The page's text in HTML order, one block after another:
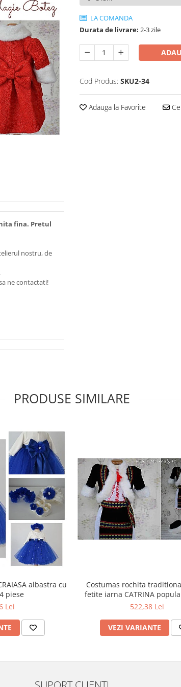
LA COMANDA
Durata de livrare: 2-3 zile
Cod Produs: SKU2-34
Adauga la Favorite
fina. Pretul
nostru, de
ne contactati!
PRODUSE SIMILARE
albastra cu
piese
Lei
Costumas rochita
fetite iarna CATRINA popular cu ie, 6
piese
522,38 Lei
VEZI VARIANTE